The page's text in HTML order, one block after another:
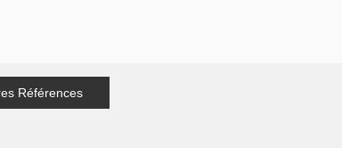
Références